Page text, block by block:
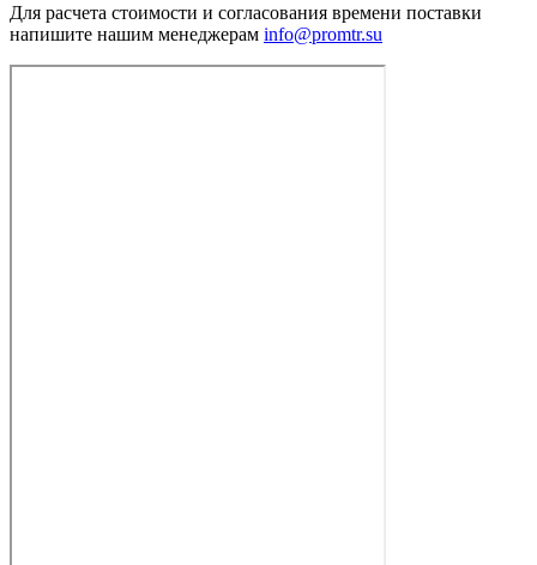
Для расчета стоимости и согласования времени поставки
напишите нашим менеджерам info@promtr.su